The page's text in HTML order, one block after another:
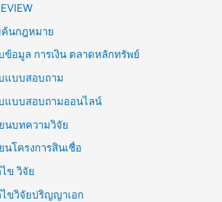
นกฎหมาย
ข้อมูล การเงิน ตลาดหลักทรัพย์
แบบสอบถาม
แบบสอบถามออนไลน์
นบทความวิจัย
นโครงการสินเชื่อ
ข วิจัย
ขวิจัยปริญญาเอก